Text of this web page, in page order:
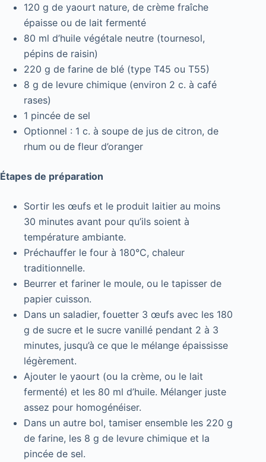
120 g de yaourt nature, de crème fraîche
épaisse ou de lait fermenté
80 ml d’huile végétale neutre (tournesol,
pépins de raisin)
220 g de farine de blé (type T45 ou T55)
8 g de levure chimique (environ 2 c. à café
rases)
1 pincée de sel
Optionnel : 1 c. à soupe de jus de citron, de
rhum ou de fleur d’oranger
Étapes de préparation
Sortir les œufs et le produit laitier au moins
30 minutes avant pour qu’ils soient à
température ambiante.
Préchauffer le four à 180°C, chaleur
traditionnelle.
Beurrer et fariner le moule, ou le tapisser de
papier cuisson.
Dans un saladier, fouetter 3 œufs avec les 180
g de sucre et le sucre vanillé pendant 2 à 3
minutes, jusqu’à ce que le mélange épaississe
légèrement.
Ajouter le yaourt (ou la crème, ou le lait
fermenté) et les 80 ml d’huile. Mélanger juste
assez pour homogénéiser.
Dans un autre bol, tamiser ensemble les 220 g
de farine, les 8 g de levure chimique et la
pincée de sel.